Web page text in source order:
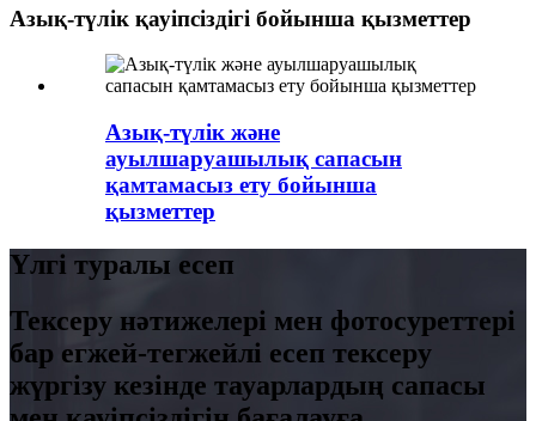
Азық-түлік қауіпсіздігі бойынша қызметтер
Азық-түлік және
ауылшаруашылық сапасын
қамтамасыз ету бойынша
қызметтер
Үлгі туралы есеп
Тексеру нәтижелері мен фотосуреттері
бар егжей-тегжейлі есеп тексеру
жүргізу кезінде тауарлардың сапасы